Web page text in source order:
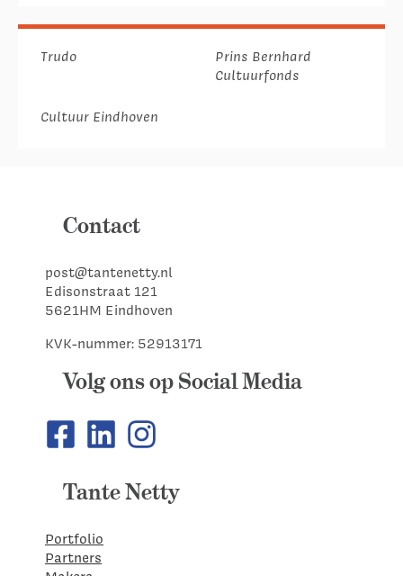
Trudo
Prins Bernhard
Cultuurfonds
Cultuur Eindhoven
Contact
post@tantenetty.nl
Edisonstraat 121
5621HM Eindhoven
KVK-nummer: 52913171
Volg ons op Social Media
Tante Netty
Portfolio
Partners